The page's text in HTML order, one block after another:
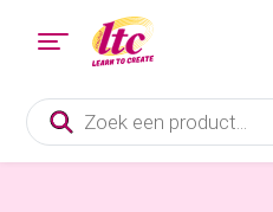
Producten
zoeken